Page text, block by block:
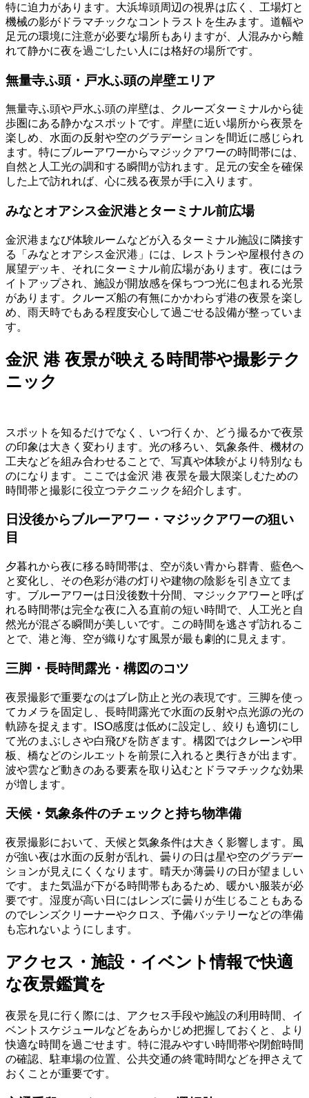
特に迫力があります。大浜埠頭周辺の視界は広く、工場灯と
機械の影がドラマチックなコントラストを生みます。道幅や
足元の環境に注意が必要な場所もありますが、人混みから離
れて静かに夜を過ごしたい人には格好の場所です。
無量寺ふ頭・戸水ふ頭の岸壁エリア
無量寺ふ頭や戸水ふ頭の岸壁は、クルーズターミナルから徒
歩圏にある静かなスポットです。岸壁に近い場所から夜景を
楽しめ、水面の反射や空のグラデーションを間近に感じられ
ます。特にブルーアワーからマジックアワーの時間帯には、
自然と人工光の調和する瞬間が訪れます。足元の安全を確保
した上で訪れれば、心に残る夜景が手に入ります。
みなとオアシス金沢港とターミナル前広場
金沢港まなび体験ルームなどが入るターミナル施設に隣接す
る「みなとオアシス金沢港」には、レストランや屋根付きの
展望デッキ、それにターミナル前広場があります。夜にはラ
イトアップされ、施設が開放感を保ちつつ光に包まれる光景
があります。クルーズ船の有無にかかわらず港の夜景を楽し
め、雨天時でもある程度安心して過ごせる設備が整っていま
す。
金沢 港 夜景が映える時間帯や撮影テク
ニック
スポットを知るだけでなく、いつ行くか、どう撮るかで夜景
の印象は大きく変わります。光の移ろい、気象条件、機材の
工夫などを組み合わせることで、写真や体験がより特別なも
のになります。ここでは金沢 港 夜景を最大限楽しむための
時間帯と撮影に役立つテクニックを紹介します。
日没後からブルーアワー・マジックアワーの狙い
目
夕暮れから夜に移る時間帯は、空が淡い青から群青、藍色へ
と変化し、その色彩が港の灯りや建物の陰影を引き立てま
す。ブルーアワーは日没後数十分間、マジックアワーと呼ば
れる時間帯は完全な夜に入る直前の短い時間で、人工光と自
然光が混ざる瞬間が美しいです。この時間を逃さず訪れるこ
とで、港と海、空が織りなす風景が最も劇的に見えます。
三脚・長時間露光・構図のコツ
夜景撮影で重要なのはブレ防止と光の表現です。三脚を使っ
てカメラを固定し、長時間露光で水面の反射や点光源の光の
軌跡を捉えます。ISO感度は低めに設定し、絞りも適切にし
て光のまぶしさや白飛びを防ぎます。構図ではクレーンや甲
板、橋などのシルエットを前景に入れると奥行きが出ます。
波や雲など動きのある要素を取り込むとドラマチックな効果
が増します。
天候・気象条件のチェックと持ち物準備
夜景撮影において、天候と気象条件は大きく影響します。風
が強い夜は水面の反射が乱れ、曇りの日は星や空のグラデー
ションが見えにくくなります。晴天か薄曇りの日が望ましい
です。また気温が下がる時間帯もあるため、暖かい服装が必
要です。湿度が高い日にはレンズに曇りが生じることもある
のでレンズクリーナーやクロス、予備バッテリーなどの準備
も忘れないようにします。
アクセス・施設・イベント情報で快適
な夜景鑑賞を
夜景を見に行く際には、アクセス手段や施設の利用時間、イ
ベントスケジュールなどをあらかじめ把握しておくと、より
快適な時間を過ごせます。特に混みやすい時間帯や閉館時間
の確認、駐車場の位置、公共交通の終電時間などを押さえて
おくことが重要です。